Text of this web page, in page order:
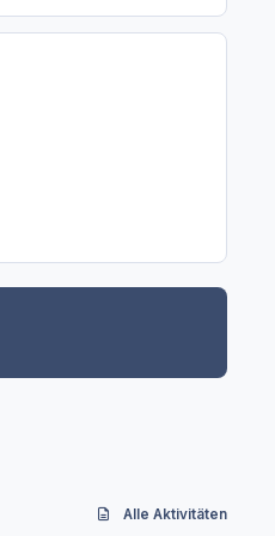
Alle Aktivitäten